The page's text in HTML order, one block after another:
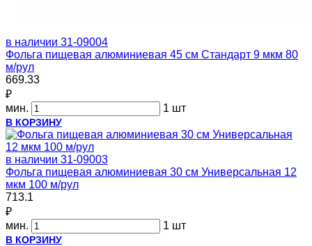
в наличии 31-09004
Фольга пищевая алюминиевая 45 см Стандарт 9 мкм 80
м/рул
669.33
₽
мин.
1 шт
В КОРЗИНУ
в наличии 31-09003
Фольга пищевая алюминиевая 30 см Универсальная 12
мкм 100 м/рул
713.1
₽
мин.
1 шт
В КОРЗИНУ